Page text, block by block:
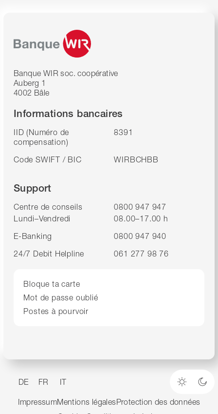
Banque WIR soc. coopérative
Auberg 1
4002 Bâle
Informations bancaires
IID (Numéro de
compensation)
8391
Code SWIFT / BIC WIRBCHBB
Support
Centre de conseils
0800 947 947
Lundi–Vendredi
08.00–17.00 h
E-Banking
0800 947 940
24/7 Debit Helpline
061 277 98 76
Bloque ta carte
Mot de passe oublié
Postes à pourvoir
DE FR IT
Mode
ImpressumMentions légales Protection des données